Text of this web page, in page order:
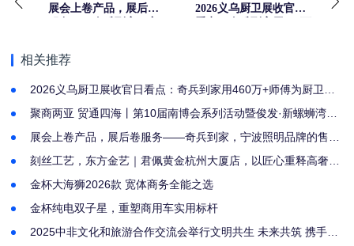
展会上卷产品，展后卷
2026义乌厨卫展收官日
相关推荐
2026义乌厨卫展收官日看点：奇兵到家用460万+师傅为厨卫商
聚商两亚 贸通四海丨第10届南博会系列活动暨俊发·新螺蛳湾第
展会上卷产品，展后卷服务——奇兵到家，宁波照明品牌的售后
刻丝工艺，东方金艺｜君佩黄金杭州大厦店，以匠心重释高奢黄
金杯大海狮2026款 宽体商务全能之选
金杯纯电双子星，重塑商用车实用标杆
2025中非文化和旅游合作交流会举行文明共生 未来共筑 携手推